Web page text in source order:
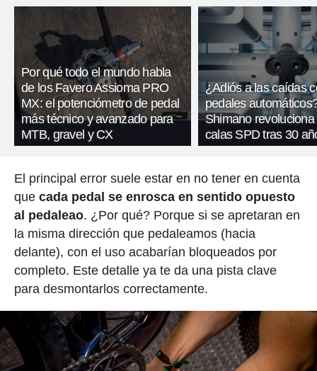
Por qué todo el mundo habla
de los Favero Assioma PRO
MX: el potenciómetro de pedal
más técnico y avanzado para
MTB, gravel y CX
¿Adiós a las caídas
pedales
Shimano revoluciona
calas SPD tras 30
El principal error suele estar en no tener en cuenta
que cada pedal se enrosca en sentido opuesto
al pedaleao. ¿Por qué? Porque si se apretaran en
la misma dirección que pedaleamos (hacia
delante), con el uso acabarían bloqueados por
completo. Este detalle ya te da una pista clave
para desmontarlos correctamente.